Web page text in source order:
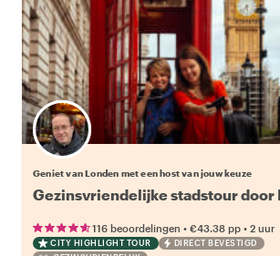
Kies jouw favoriete local
Geniet van Londen met een host van jouw keuze
Gezinsvriendelijke stadstour door
116 beoordelingen • €43.38 pp • 2 uur
CITY HIGHLIGHT TOUR
DIRECT BEVESTIGD